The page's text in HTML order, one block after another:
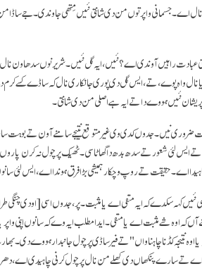
اے۔ جسمانی واپر توں من دی شانتی نئیں مِتھی جاوندی۔ جے
راہیں آوندی اے؟ نئیں، ایہ گل نئیں۔ شریر نوں سدھاون
نال واہ پوے، تے، ایس گل دی پوری جانکاری نال کہ ساڈے کسے
نئیں ہووے دا تے ایہ ہے اصلی من دی شانتی۔
ضروری نیں۔ جدوں کدی وی غیر متوقع نتیجے سامنے آون تے بوہت
ایس لئی شعور تے سدھ بدھ دا گھاٹا سی۔ ٹھیک پرچول نہ کرن
اے۔ حقیقت تے روپ وچکار ہمیشی بڑا فرق ہوندا اے، ایس
کہہ سکدے کہ ایہ منفی اے یا مثبت۔ پر، جدوں اسی[اودی چنگی
آں کہ اوہ شے مثبت اے یا منفی۔ ایدا مطلب ایہ وے کہ سانوں اپنی
نتیجہ کڈنا چاہنا واں" تے فیر ساڈی پرچول جانبدار ہووے دی۔
اے تے سارے پنکھاں دی کھلے من نال پرچول کرنی چاہیدی اے،